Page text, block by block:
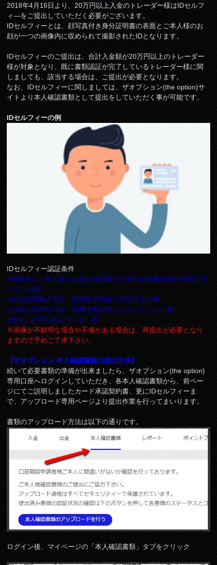
2018年4月16日より、20万円以上入金のトレーダー様はIDセルフ
ィ―をご提出していただく必要がございます。
IDセルフィーとは、顔写真付き身分証明書の表面とご本人様のお
顔が一つの画像内に収められて撮影されたIDとなります。
IDセルフィーのご提出は、合計入金額が20万円以上のトレーダー
様が対象となり、既に書類認証が完了しているトレーダー様に関
しましても、該当する場合は、ご提出が必要となります。
なお、IDセルフィーに関しましては、ザオプション(the option)サ
イトより本人確認書類として提出をしていただく事が可能です。
IDセルフィーの例
IDセルフィー認証条件
●画像内にご本人様のお顔と顔写真付き身分証明書表面が同時に写
っている事
●身分証明書の文字、顔写真が明確に判別できる事
●お顔は正面を向き、無帽で髪が目にかかっていない事
●他の人が写り込んでいない事
※画像が不鮮明な場合や不備がある場合は、再提出が必要となり
ますので予めご了承下さい。
【ザオプション 本人確認書類の提出方法】
続いて必要書類の準備が出来ましたら、ザオプション(the option)
専用口座へログインしていただき、各本人確認書類から、前ペー
ジにてご説明しましたカード承認契約書、更にIDセルフィーま
で、アップロード専用ページより提出作業を行ってまいります。
書類のアップロード方法は以下の通りです。
ログイン後、マイページの「本人確認書類」タブをクリック